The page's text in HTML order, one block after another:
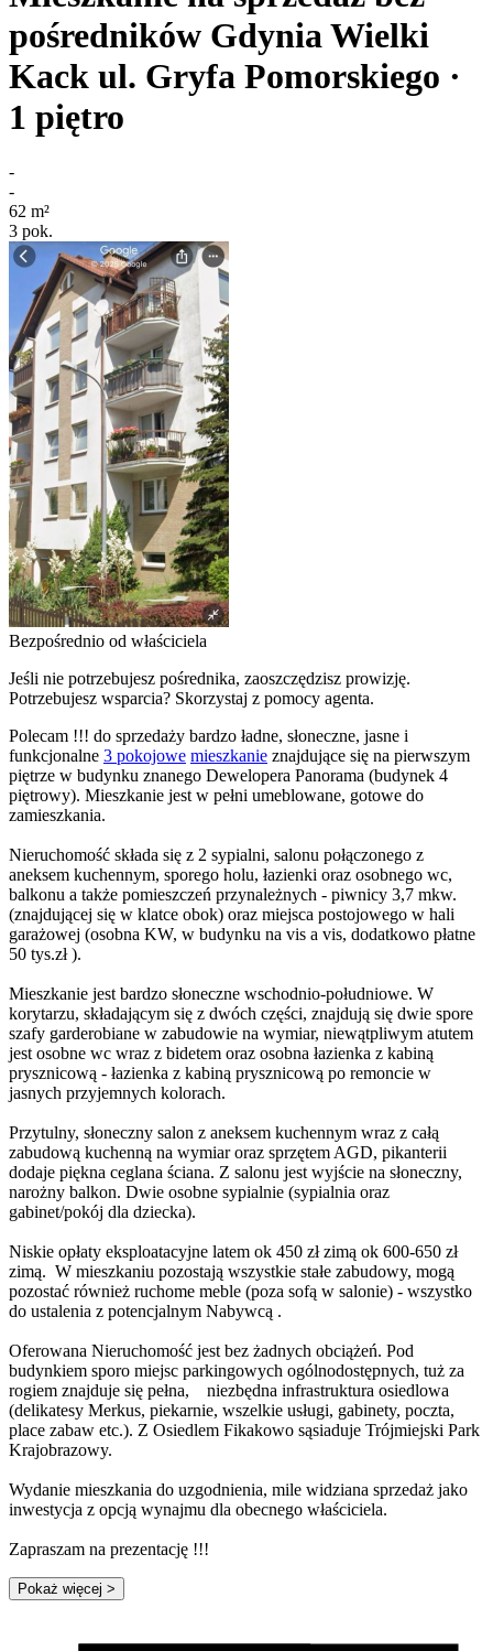
pośredników Gdynia Wielki
Kack ul. Gryfa Pomorskiego ·
1 piętro
-
-
62 m²
3 pok.
Bezpośrednio od właściciela
Jeśli nie potrzebujesz pośrednika, zaoszczędzisz prowizję.
Potrzebujesz wsparcia? Skorzystaj z pomocy agenta.
Polecam !!! do sprzedaży bardzo ładne, słoneczne, jasne i
funkcjonalne 3 pokojowe mieszkanie znajdujące się na pierwszym
piętrze w budynku znanego Dewelopera Panorama (budynek 4
piętrowy). Mieszkanie jest w pełni umeblowane, gotowe do
zamieszkania.
Nieruchomość składa się z 2 sypialni, salonu połączonego z
aneksem kuchennym, sporego holu, łazienki oraz osobnego wc,
balkonu a także pomieszczeń przynależnych - piwnicy 3,7 mkw.
(znajdującej się w klatce obok) oraz miejsca postojowego w hali
garażowej (osobna KW, w budynku na vis a vis, dodatkowo płatne
50 tys.zł ).
Mieszkanie jest bardzo słoneczne wschodnio-południowe. W
korytarzu, składającym się z dwóch części, znajdują się dwie spore
szafy garderobiane w zabudowie na wymiar, niewątpliwym atutem
jest osobne wc wraz z bidetem oraz osobna łazienka z kabiną
prysznicową - łazienka z kabiną prysznicową po remoncie w
jasnych przyjemnych kolorach.
Przytulny, słoneczny salon z aneksem kuchennym wraz z całą
zabudową kuchenną na wymiar oraz sprzętem AGD, pikanterii
dodaje piękna ceglana ściana. Z salonu jest wyjście na słoneczny,
narożny balkon. Dwie osobne sypialnie (sypialnia oraz
gabinet/pokój dla dziecka).
Niskie opłaty eksploatacyjne latem ok 450 zł zimą ok 600-650 zł
zimą. W mieszkaniu pozostają wszystkie stałe zabudowy, mogą
pozostać również ruchome meble (poza sofą w salonie) - wszystko
do ustalenia z potencjalnym Nabywcą .
Oferowana Nieruchomość jest bez żadnych obciążeń. Pod
budynkiem sporo miejsc parkingowych ogólnodostępnych, tuż za
rogiem znajduje się pełna, niezbędna infrastruktura osiedlowa
(delikatesy Merkus, piekarnie, wszelkie usługi, gabinety, poczta,
place zabaw etc.). Z Osiedlem Fikakowo sąsiaduje Trójmiejski Park
Krajobrazowy.
Wydanie mieszkania do uzgodnienia, mile widziana sprzedaż jako
inwestycja z opcją wynajmu dla obecnego właściciela.
Zapraszam na prezentację !!!
Pokaż więcej >